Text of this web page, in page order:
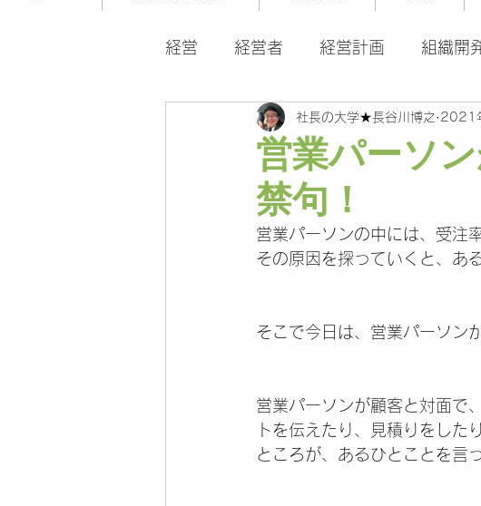
経営 経営者 経営計画 組織開
マネジメント 営業ツール
営業パーソ
禁句！
社長の大学★長谷川博之 2021
営業パーソンの中には、受注
その原因を探っていくと、あ
そこで今日は、営業パーソン
営業パーソンが顧客と対面で
トを伝えたり、見積りをした
ところが、あるひとことを言